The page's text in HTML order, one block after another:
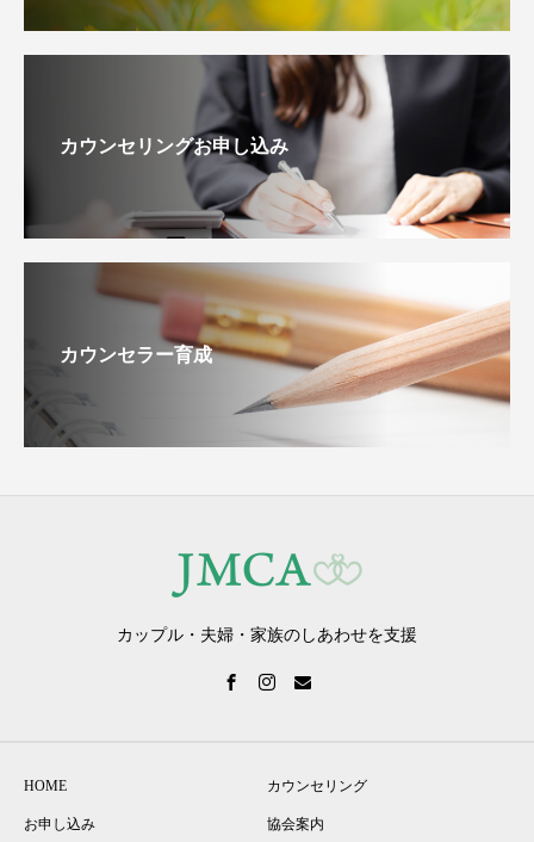
カウンセリングお申し込み
カウンセラー育成
カップル・夫婦・家族のしあわせを支援
HOME カウンセリング
お申し込み 協会案内